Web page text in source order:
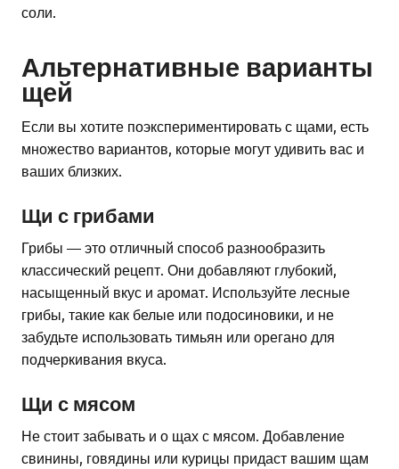
соли.
Альтернативные варианты
щей
Если вы хотите поэкспериментировать с щами, есть
множество вариантов, которые могут удивить вас и
ваших близких.
Щи с грибами
Грибы — это отличный способ разнообразить
классический рецепт. Они добавляют глубокий,
насыщенный вкус и аромат. Используйте лесные
грибы, такие как белые или подосиновики, и не
забудьте использовать тимьян или орегано для
подчеркивания вкуса.
Щи с мясом
Не стоит забывать и о щах с мясом. Добавление
свинины, говядины или курицы придаст вашим щам